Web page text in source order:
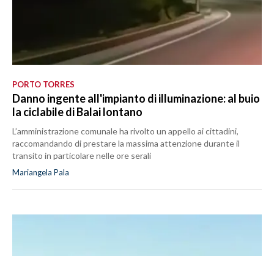
PORTO TORRES
Danno ingente all'impianto di illuminazione: al buio
la ciclabile di Balai lontano
L’amministrazione comunale ha rivolto un appello ai cittadini,
raccomandando di prestare la massima attenzione durante il
transito in particolare nelle ore serali
Mariangela Pala